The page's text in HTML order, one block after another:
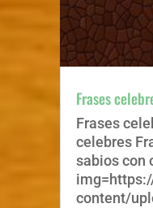
Frases
Frases
celebres
sabios con
content/